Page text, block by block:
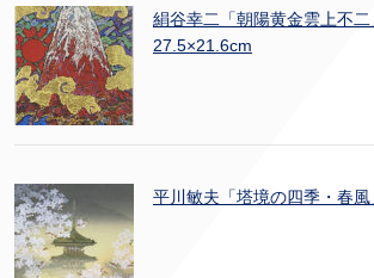
絹谷幸二「朝陽黄金雲上不
27.5×21.6cm
平川敏夫「塔境の四季・春